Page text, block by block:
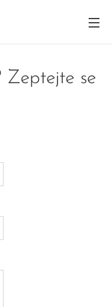
Zeptejte se